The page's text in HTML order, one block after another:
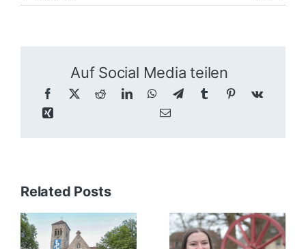
Auf Social Media teilen
Related Posts